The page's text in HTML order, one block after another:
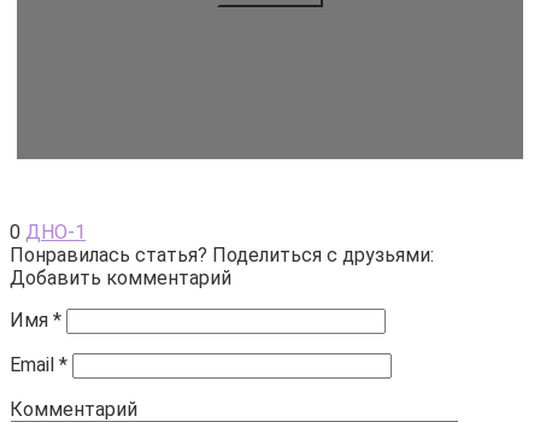
0 ДНО-1
Понравилась статья? Поделиться с друзьями:
Добавить комментарий
Имя *
Email *
Комментарий